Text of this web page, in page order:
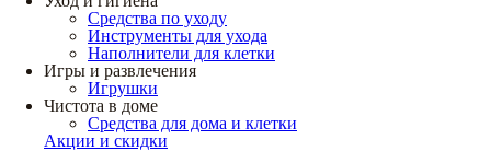
Средства по уходу
Инструменты для ухода
Наполнители для клетки
Игры и развлечения
Игрушки
Чистота в доме
Средства для дома и клетки
Акции и скидки